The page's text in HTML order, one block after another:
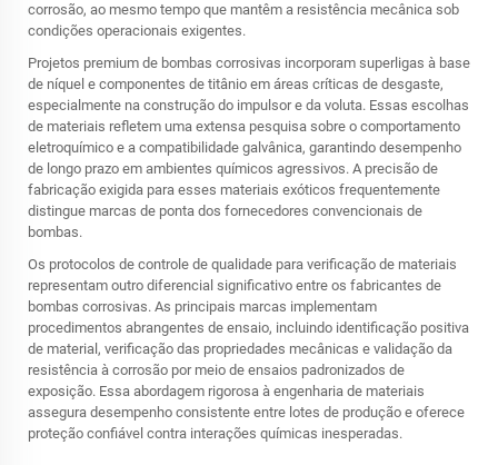
corrosão, ao mesmo tempo que mantêm a resistência mecânica sob
condições operacionais exigentes.
Projetos premium de bombas corrosivas incorporam superligas à base
de níquel e componentes de titânio em áreas críticas de desgaste,
especialmente na construção do impulsor e da voluta. Essas escolhas
de materiais refletem uma extensa pesquisa sobre o comportamento
eletroquímico e a compatibilidade galvânica, garantindo desempenho
de longo prazo em ambientes químicos agressivos. A precisão de
fabricação exigida para esses materiais exóticos frequentemente
distingue marcas de ponta dos fornecedores convencionais de
bombas.
Os protocolos de controle de qualidade para verificação de materiais
representam outro diferencial significativo entre os fabricantes de
bombas corrosivas. As principais marcas implementam
procedimentos abrangentes de ensaio, incluindo identificação positiva
de material, verificação das propriedades mecânicas e validação da
resistência à corrosão por meio de ensaios padronizados de
exposição. Essa abordagem rigorosa à engenharia de materiais
assegura desempenho consistente entre lotes de produção e oferece
proteção confiável contra interações químicas inesperadas.